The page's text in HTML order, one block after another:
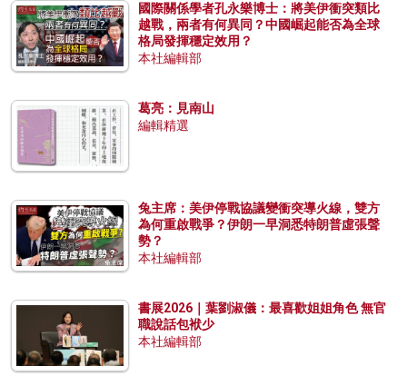
國際關係學者孔永樂博士：將美伊衝突類比
越戰，兩者有何異同？中國崛起能否為全球
格局發揮穩定效用？
本社編輯部
葛亮：見南山
編輯精選
兔主席：美伊停戰協議變衝突導火線，雙方
為何重啟戰爭？伊朗一早洞悉特朗普虛張聲
勢？
本社編輯部
書展2026｜葉劉淑儀：最喜歡姐姐角色 無官
職說話包袱少
本社編輯部